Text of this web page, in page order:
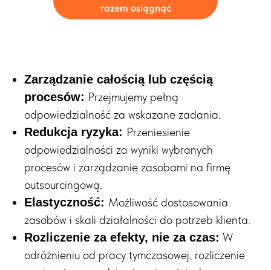
razem osiągnąć
Zarządzanie całością lub częścią
procesów: Przejmujemy pełną
odpowiedzialność za wskazane zadania.
Redukcja ryzyka: Przeniesienie
odpowiedzialności za wyniki wybranych
procesów i zarządzanie zasobami na firmę
outsourcingową.
Elastyczność: Możliwość dostosowania
zasobów i skali działalności do potrzeb klienta.
Rozliczenie za efekty, nie za czas: W
odróżnieniu od pracy tymczasowej, rozliczenie